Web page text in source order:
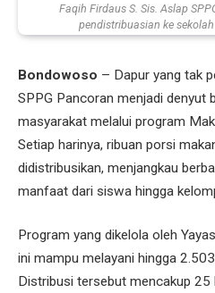
Faqih Firdaus S. Sis. Aslap
pendistribuasian ke
Bondowoso – Dapur yang tak
SPPG Pancoran menjadi denyut
masyarakat melalui program
Setiap harinya, ribuan porsi
didistribusikan, menjangkau
manfaat dari siswa hingga
Program yang dikelola oleh
ini mampu melayani hingga
Distribusi tersebut mencakup 25